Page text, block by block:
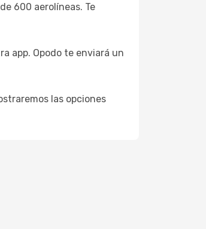
600 aerolíneas. Te
app. Opodo te enviará un
las opciones